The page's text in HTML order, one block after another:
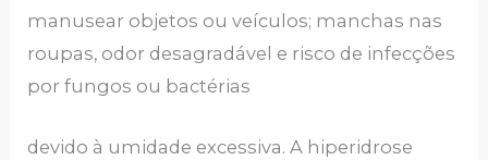
manusear objetos ou veículos; manchas nas
roupas, odor desagradável e risco de infecções
por fungos ou bactérias
devido à umidade excessiva. A hiperidrose